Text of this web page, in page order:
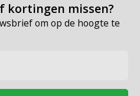
kortingen missen?
om op de hoogte te